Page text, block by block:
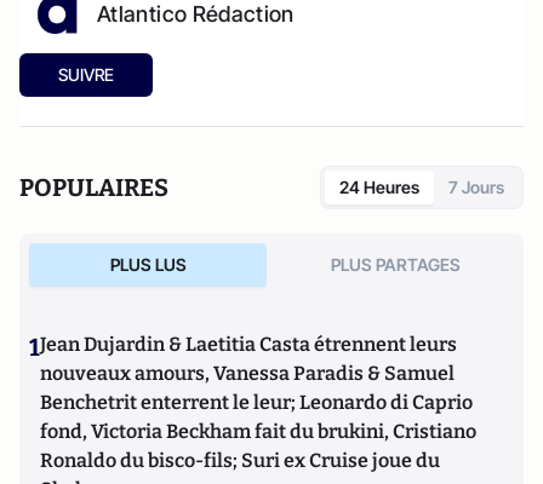
Atlantico Rédaction
SUIVRE
POPULAIRES 24 Heures 7 Jours
PLUS LUS PLUS PARTAGES
1Jean Dujardin & Laetitia Casta étrennent leurs
nouveaux amours, Vanessa Paradis & Samuel
Benchetrit enterrent le leur; Leonardo di Caprio
fond, Victoria Beckham fait du brukini, Cristiano
Ronaldo du bisco-fils; Suri ex Cruise joue du